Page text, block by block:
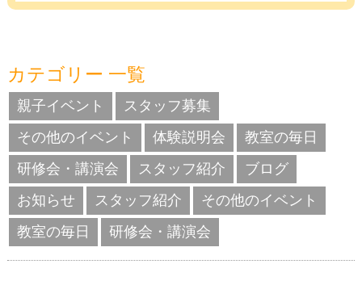
カテゴリー 一覧
親子イベント
スタッフ募集
その他のイベント
体験説明会
教室の毎日
研修会・講演会
スタッフ紹介
ブログ
お知らせ
スタッフ紹介
その他のイベント
教室の毎日
研修会・講演会